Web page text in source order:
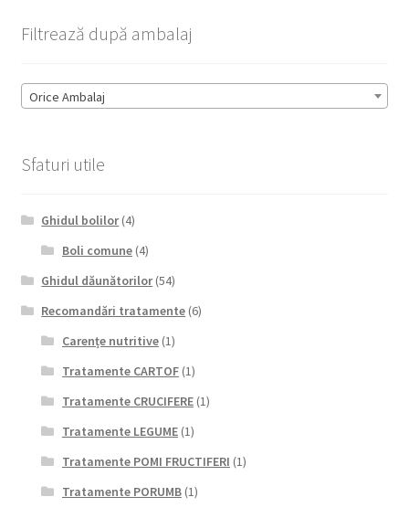
Filtrează după ambalaj
Orice Ambalaj
Sfaturi utile
Ghidul bolilor(4)
Boli comune(4)
Ghidul dăunătorilor(54)
Recomandări tratamente (6)
Carențe nutritive(1)
Tratamente CARTOF(1)
Tratamente CRUCIFERE(1)
Tratamente LEGUME(1)
Tratamente POMI FRUCTIFERI (1)
Tratamente PORUMB(1)